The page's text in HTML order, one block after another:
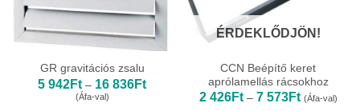
GR gravitációs zsalu
5 942Ft – 16 836FtÁrtartomány:
5
(Áfa-val)
ÉRDEKLŐDJÖN!
CCN Beépítő keret
aprólamellás rácsokhoz
2 426Ft – 7 573Ft
2
(Áfa-val)